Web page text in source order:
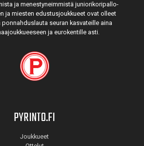
ja menes­tyneim­mistä juni­ori­kori­pallo­
ja miesten edustus­joukkueet ovat olleet
seuran kasvateille aina
ja euro­kentille asti.
PYRINTO.FI
Joukkueet